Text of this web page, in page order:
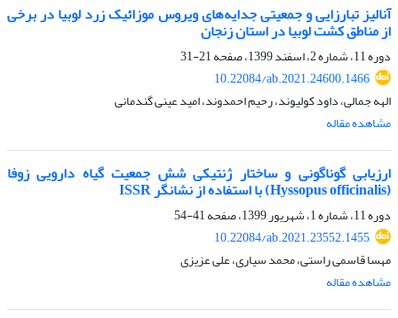
آنالیز تبارزایی و جمعیتی جدایه‌های ویروس موزائیک زرد لوبیا در برخی
از مناطق کشت لوبیا در استان زنجان
دوره 11، شماره 2، اسفند 1399، صفحه
21-31
10.22084/ab.2021.24600.1466
الهه جمالی، داود کولیوند، رحیم احمدوند، امید عینی گندمانی
مشاهده مقاله
ارزیابی گوناگونی و ساختار ژنتیکی شش جمعیت گیاه دارویی زوفا
(Hyssopus officinalis) با استفاده از نشانگر ISSR
دوره 11، شماره 1، شهریور 1399، صفحه
41-54
10.22084/ab.2021.23552.1455
مهسا قاسمی راستی، محمد سیاری، علی عزیزی
مشاهده مقاله